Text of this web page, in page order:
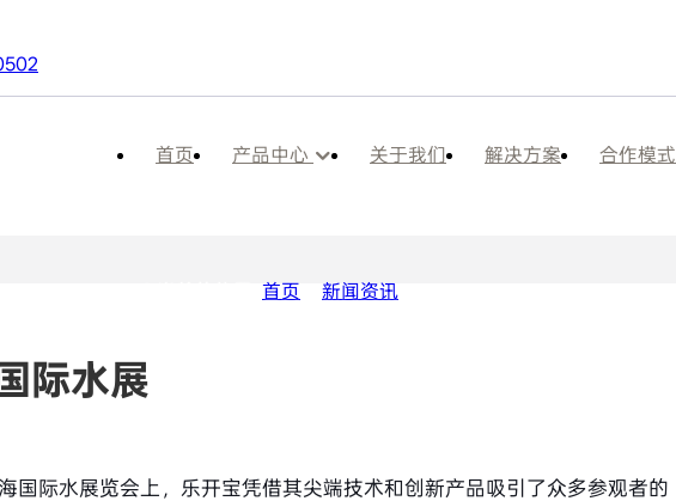
首页 产品中心 关于我们 解决方案 合作模式
首页 新闻资讯
际水展
际水展览会上，乐开宝凭借其尖端技术和创新产品吸引了众多参观者的